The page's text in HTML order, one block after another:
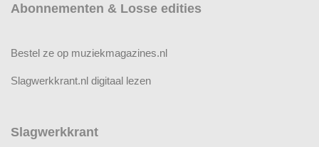
Abonnementen & Losse edities
Bestel ze op muziekmagazines.nl
Slagwerkkrant.nl digitaal lezen
Slagwerkkrant